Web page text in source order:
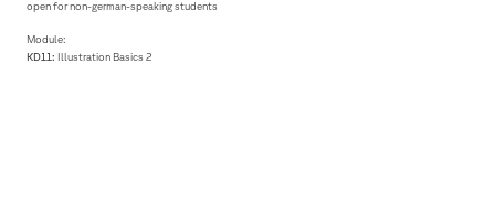
open for non-german-speaking students
Module:
KD11: Illustration Basics 2